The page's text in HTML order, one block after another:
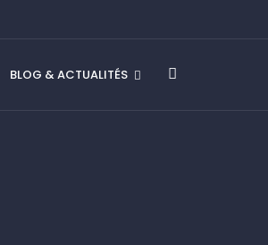
BLOG & ACTUALITÉS